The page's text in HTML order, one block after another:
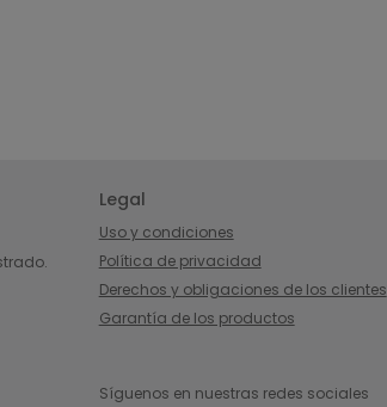
Legal
Uso y condiciones
Política de privacidad
Derechos y obligaciones de los clientes
Garantía de los productos
Síguenos en nuestras redes sociales